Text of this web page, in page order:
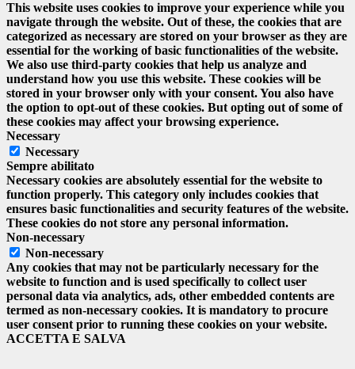
This website uses cookies to improve your experience while you
navigate through the website. Out of these, the cookies that are
categorized as necessary are stored on your browser as they are
essential for the working of basic functionalities of the website.
We also use third-party cookies that help us analyze and
understand how you use this website. These cookies will be
stored in your browser only with your consent. You also have
the option to opt-out of these cookies. But opting out of some of
these cookies may affect your browsing experience.
Necessary
Necessary
Sempre abilitato
Necessary cookies are absolutely essential for the website to
function properly. This category only includes cookies that
ensures basic functionalities and security features of the website.
These cookies do not store any personal information.
Non-necessary
Non-necessary
Any cookies that may not be particularly necessary for the
website to function and is used specifically to collect user
personal data via analytics, ads, other embedded contents are
termed as non-necessary cookies. It is mandatory to procure
user consent prior to running these cookies on your website.
ACCETTA E SALVA